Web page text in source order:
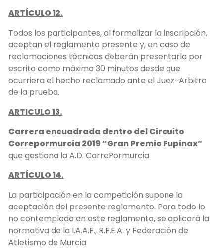
ARTÍCULO 12.
Todos los participantes, al formalizar la inscripción,
aceptan el reglamento presente y, en caso de
reclamaciones técnicas deberán presentarla por
escrito como máximo 30 minutos desde que
ocurriera el hecho reclamado ante el Juez-Arbitro
de la prueba.
ARTICULO 13.
Carrera encuadrada dentro del Circuito
Correpormurcia 2019 “Gran Premio Fupinax”
que gestiona la A.D. CorrePormurcia
ARTÍCULO 14.
La participación en la competición supone la
aceptación del presente reglamento. Para todo lo
no contemplado en este reglamento, se aplicará la
normativa de la I.A.A.F., R.F.E.A. y Federación de
Atletismo de Murcia.